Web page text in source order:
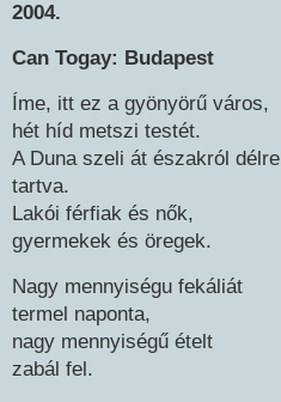
2004.
Can Togay: Budapest
Íme, itt ez a gyönyörű város,
hét híd metszi testét.
A Duna szeli át északról délre
tartva.
Lakói férfiak és nők,
gyermekek és öregek.
Nagy mennyiségu fekáliát
termel naponta,
nagy mennyiségű ételt
zabál fel.